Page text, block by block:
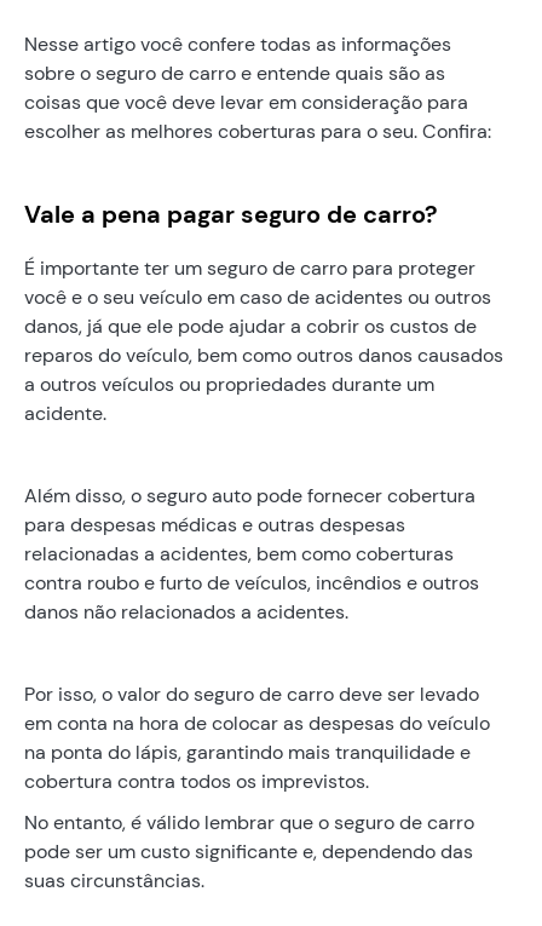
Nesse artigo você confere todas as informações
sobre o seguro de carro e entende quais são as
coisas que você deve levar em consideração para
escolher as melhores coberturas para o seu. Confira:
Vale a pena pagar seguro de carro?
É importante ter um seguro de carro para proteger
você e o seu veículo em caso de acidentes ou outros
danos, já que ele pode ajudar a cobrir os custos de
reparos do veículo, bem como outros danos causados
a outros veículos ou propriedades durante um
acidente.
Além disso, o seguro auto pode fornecer cobertura
para despesas médicas e outras despesas
relacionadas a acidentes, bem como coberturas
contra roubo e furto de veículos, incêndios e outros
danos não relacionados a acidentes.
Por isso, o valor do seguro de carro deve ser levado
em conta na hora de colocar as despesas do veículo
na ponta do lápis, garantindo mais tranquilidade e
cobertura contra todos os imprevistos.
No entanto, é válido lembrar que o seguro de carro
pode ser um custo significante e, dependendo das
suas circunstâncias.